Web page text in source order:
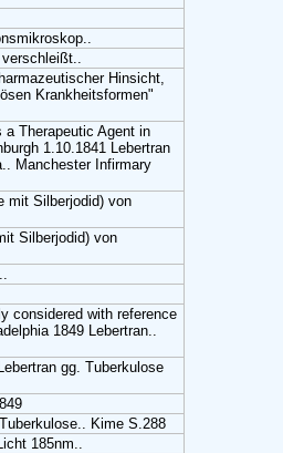
Hinsicht,
Krankheitsformen"
Therapeutic Agent in
1.10.1841 Lebertran
Manchester Infirmary
mit Silberjodid) von
Silberjodid) von
considered with reference
1849 Lebertran..
gg. Tuberkulose
Kime S.288
185nm..